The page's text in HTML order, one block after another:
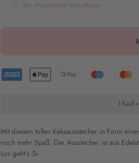
1 Kauf
Mit diesem tollen Keksausstecher in Form
noch mehr Spaß. Der Ausstecher ist aus
Los geht’s 🥳